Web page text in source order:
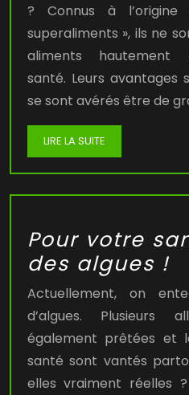
? Connus à
superaliments », ils ne
aliments hautement
santé. Leurs avantages
se sont avérés être de
LIRE LA SUITE
Pour votre
des algues !
Actuellement, on
d’algues. Plusieurs
également prêtées et
santé sont vantés
elles vraiment réelles